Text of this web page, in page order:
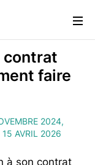
contrat
faire
2024,
15 AVRIL 2026
à son contrat